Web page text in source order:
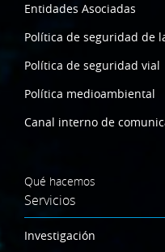
Entidades Asociadas
Política de seguridad de
Política de seguridad vial
Política medioambiental
Canal interno de
Qué hacemos
Servicios
Investigación